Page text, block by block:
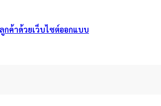
กค้าด้วยเว็บไซต์ออกแบบ